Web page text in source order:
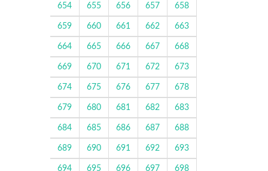
654 655 656 657 658
659 660 661 662 663
664 665 666 667 668
669 670 671 672 673
674 675 676 677 678
679 680 681 682 683
684 685 686 687 688
689 690 691 692 693
694 695 696 697 698